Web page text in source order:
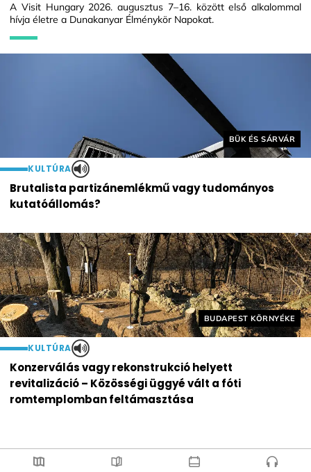
Helyszín címkék:
BÜK ÉS SÁRVÁR
KULTÚRA
Brutalista partizánemlékmű vagy tudományos
kutatóállomás?
A Visit Hungary 2026. augusztus 7–16. között első alkalommal
hívja életre a Dunakanyar Élménykör Napokat.
Helyszín címkék:
BUDAPEST KÖRNYÉKE
KULTÚRA
Konzerválás vagy rekonstrukció helyett
revitalizáció – Közösségi üggyé vált a fóti
romtemplomban feltámasztása